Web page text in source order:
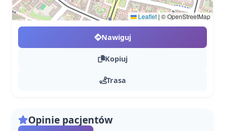
Leaflet | © OpenStreetMap
Nawiguj
Kopiuj
Trasa
Opinie pacjentów